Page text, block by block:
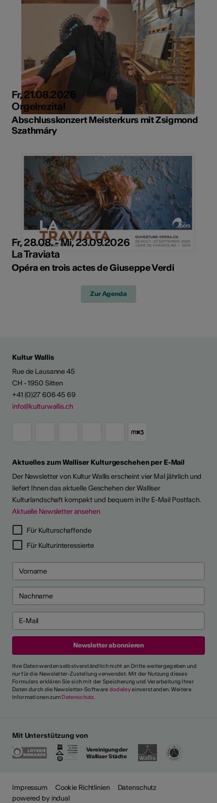
Fr, 21.08.2026
Orgelrezital
Abschlusskonzert Meisterkurs mit Zsigmond
Szathmáry
Fr, 28.08. - Mi, 23.09.2026
La Traviata
Opéra en trois actes de Giuseppe Verdi
Zur Agenda
Kultur Wallis
Rue de Lausanne 45
CH - 1950 Sitten
+41 (0)27 606 45 69
info@kulturwallis.ch
Aktuelles zum Walliser Kulturgeschehen per E-Mail
Der Newsletter von Kultur Wallis erscheint vier Mal jährlich und
liefert Ihnen das aktuelle Geschehen der Walliser
Kulturlandschaft kompakt und bequem in Ihr E-Mail Postfach.
Aktuelle Newsletter ansehen
Für Kulturschaffende
Für Kulturinteressierte
Ihre Daten werden selbstverständlich nicht an Dritte weitergegeben und
nur für die Newsletter-Zustellung verwendet. Mit der Nutzung dieses
Formulars erklären Sie sich mit der Speicherung und Verarbeitung Ihrer
Daten durch die Newsletter-Software dodeleyeinverstanden. Weitere
Informationen zum Datenschutz.
Mit Unterstützung von
Vereinigung der
Walliser Städte
Impressum Cookie Richtlinien
Datenschutz
powered by indual